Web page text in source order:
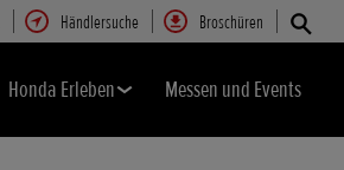
Händlersuche Broschüren
Honda Erleben Messen und Events